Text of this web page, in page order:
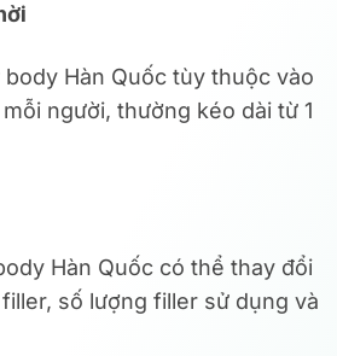
Hàn Quốc tùy thuộc vào
người, thường kéo dài từ 1
Hàn Quốc có thể thay đổi
số lượng filler sử dụng và